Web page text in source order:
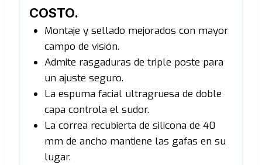
COSTO.
Montaje y sellado mejorados con mayor
campo de visión.
Admite rasgaduras de triple poste para
un ajuste seguro.
La espuma facial ultragruesa de doble
capa controla el sudor.
La correa recubierta de silicona de 40
mm de ancho mantiene las gafas en su
lugar.